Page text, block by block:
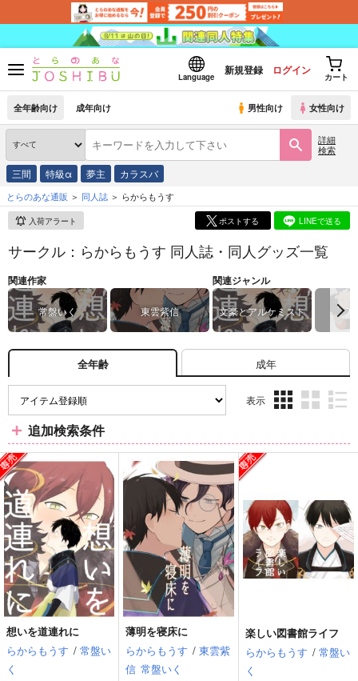
Language
新規登録 ログイン
カート
全年齢向け 成年向け 男性向け 女性向け
詳細
検索
三間 特級α 夢主 カラスバ
とらのあな通販 同人誌 らからもうす
入荷アラート ポストする LINEで送る
サークル：らからもうす 同人誌・同人グッズ一覧
関連作家
常盤いく 東雲紫信
関連ジャンル
文豪とアルケミスト 刀
全年齢 成年
表示
ム
表
ム
表
ム
表
追加検索条件
想いを道連れに
らからもうす / 常盤い
く
薄明を寝床に
らからもうす / 東雲紫
信 常盤いく
楽しい図書館ライフ
らからもうす / 常盤い
く